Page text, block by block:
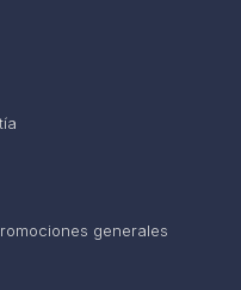
generales